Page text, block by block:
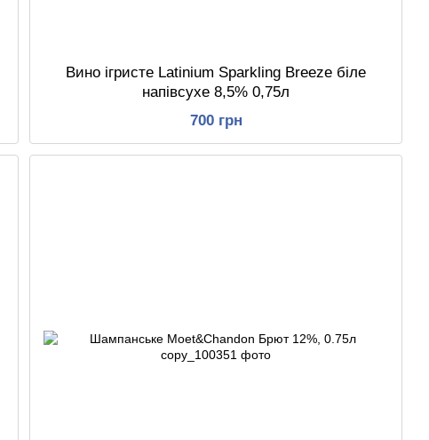
Вино ігристе Latinium Sparkling Breeze біле
напівсухе 8,5% 0,75л
700 грн